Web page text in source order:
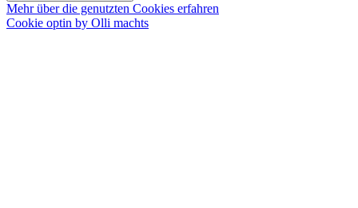
Mehr über die genutzten Cookies erfahren
Cookie optin by Olli machts